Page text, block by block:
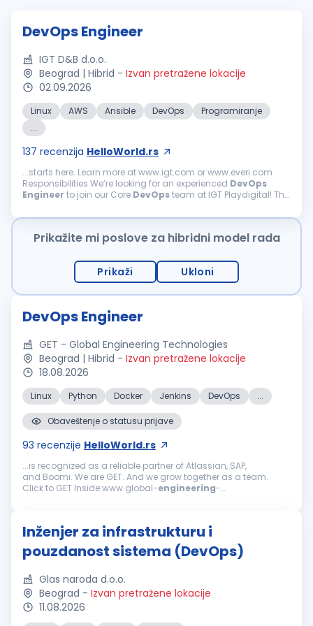
DevOps Engineer
IGT D&B d.o.o.
Beograd | Hibrid - Izvan pretražene lokacije
02.09.2026
Linux AWS Ansible DevOps
Programiranje
...
137 recenzija HelloWorld.rs
...starts here. Learn more at www.igt.com or www.everi.com
Responsibilities We’re looking for an experienced DevOps
Engineer to join our Core DevOpsteam at IGT Playdigital! The
Prikažite mi poslove za hibridni model rada
Prikaži Ukloni
DevOps Engineer
GET - Global Engineering Technologies
Beograd | Hibrid - Izvan pretražene lokacije
18.08.2026
Linux Python Docker Jenkins DevOps ...
Obaveštenje o statusu prijave
93 recenzije HelloWorld.rs
...is recognized as a reliable partner of Atlassian, SAP,
and Boomi. We are GET. And we grow together as a team.
Click to GET Inside:www.global-engineering-
Inženjer za infrastrukturu i
pouzdanost sistema (DevOps)
Glas naroda d.o.o.
Beograd - Izvan pretražene lokacije
11.08.2026